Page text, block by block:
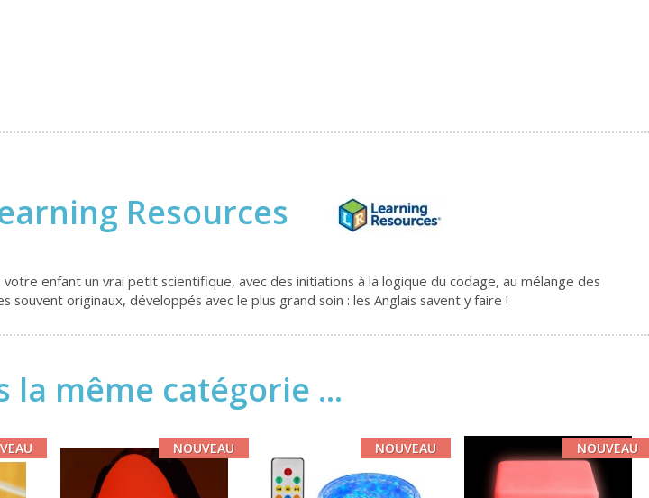
Resources
enfant un vrai petit scientifique, avec des initiations à la logique du codage, au mélange des
originaux, développés avec le plus grand soin : les Anglais savent y faire !
la même catégorie ...
NOUVEAU NOUVEAU NOUVEAU